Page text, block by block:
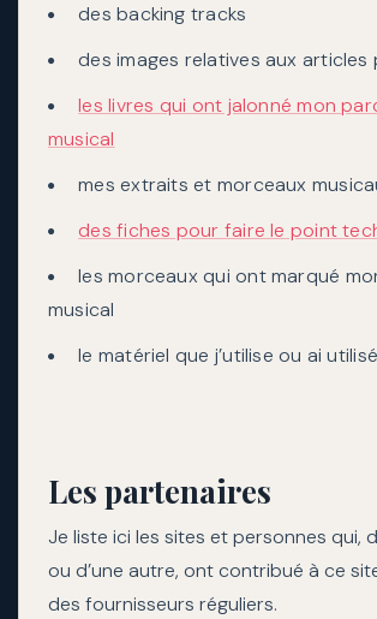
des backing tracks
des images relatives aux articles
les livres qui ont jalonné mon
musical
mes extraits et morceaux
des fiches pour faire le point
les morceaux qui ont marqué
musical
le matériel que j’utilise ou ai utilisé
Les partenaires
Je liste ici les sites et personnes qui,
ou d’une autre, ont contribué à ce
des fournisseurs réguliers.